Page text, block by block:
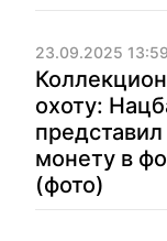
23.09.2025 13:59
охоту:
монету в
(фото)